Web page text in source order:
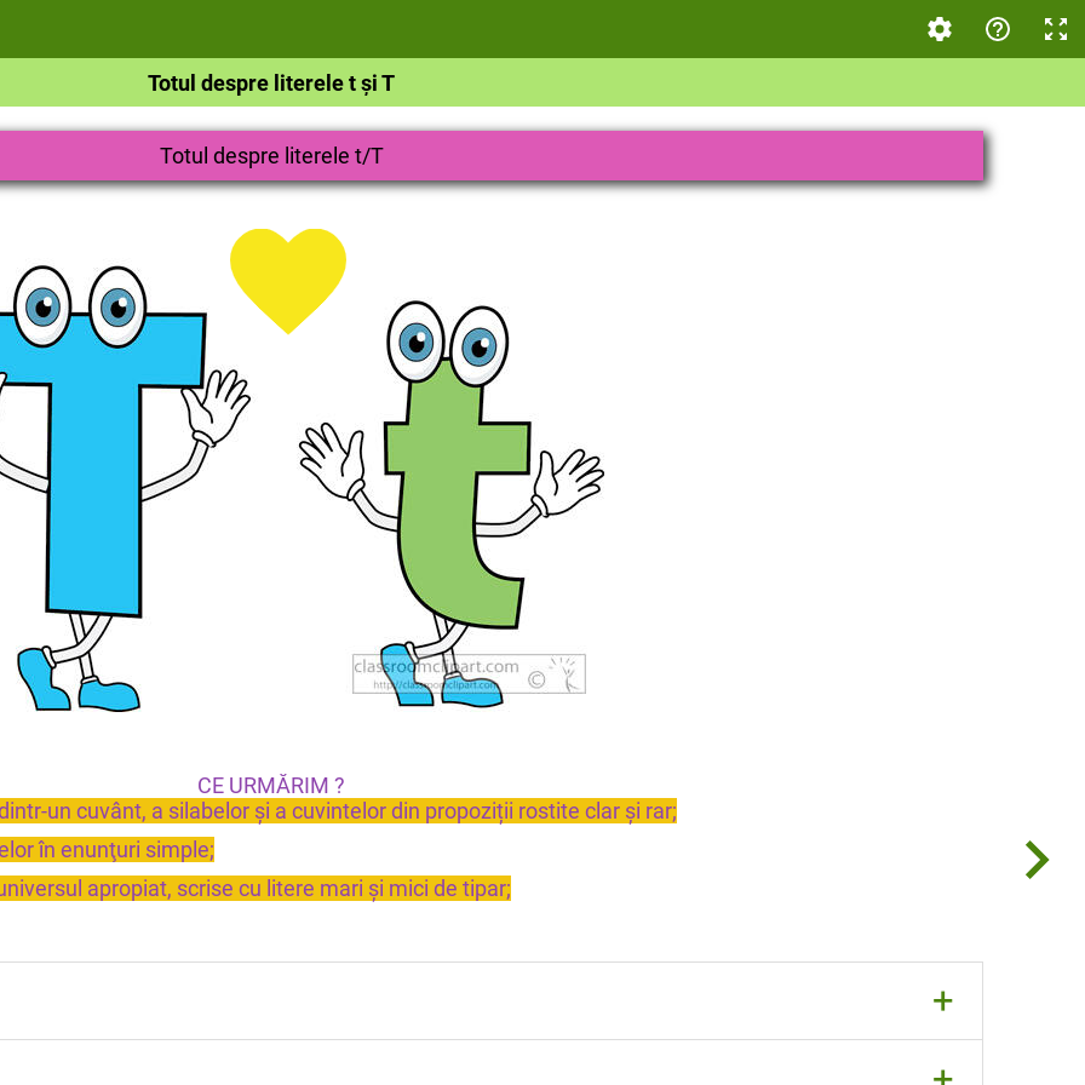
Totul despre literele t și T
Totul despre literele t/T
CE URMĂRIM ?
un cuvânt, a silabelor și a cuvintelor din propoziții rostite clar și rar;
în enunţuri simple;
apropiat, scrise cu litere mari și mici de tipar;
+